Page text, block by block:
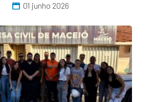
01 junho 2026